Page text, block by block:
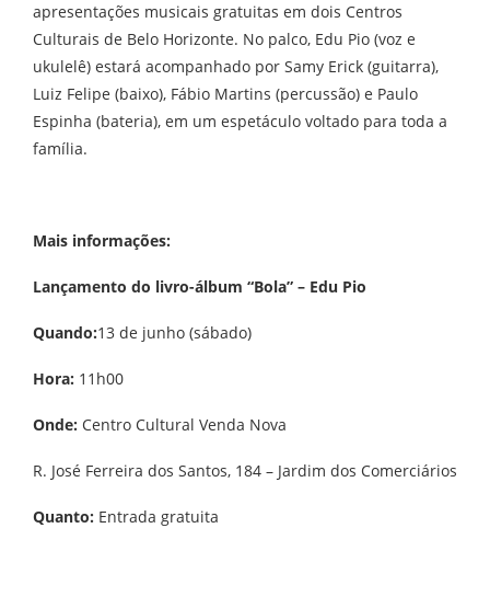
apresentações musicais gratuitas em dois Centros
Culturais de Belo Horizonte. No palco, Edu Pio (voz e
ukulelê) estará acompanhado por Samy Erick (guitarra),
Luiz Felipe (baixo), Fábio Martins (percussão) e Paulo
Espinha (bateria), em um espetáculo voltado para toda a
família.
Mais informações:
Lançamento do livro-álbum “Bola” – Edu Pio
Quando:13 de junho (sábado)
Hora: 11h00
Onde: Centro Cultural Venda Nova
R. José Ferreira dos Santos, 184 – Jardim dos Comerciários
Quanto: Entrada gratuita